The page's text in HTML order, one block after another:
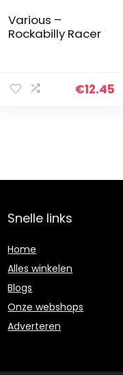
Various –
Rockabilly Racer
€12.45
Snelle links
Home
Alles winkelen
Blogs
Onze webshops
Adverteren